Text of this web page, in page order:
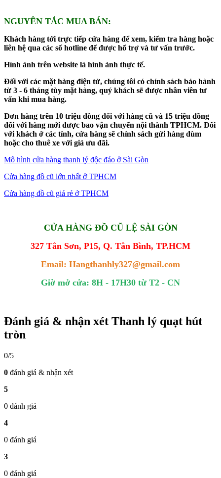
NGUYÊN TẮC MUA BÁN:
Khách hàng tới trực tiếp cửa hàng để xem, kiểm tra hàng hoặc
liên hệ qua các số hotline để được hổ trợ và tư vấn trước.
Hình ảnh trên website là hình ảnh thực tế.
Đối với các mặt hàng điện tử, chúng tôi có chính sách bảo hành
từ 3 - 6 tháng tùy mặt hàng, quý khách sẽ được nhân viên tư
vấn khi mua hàng.
Đơn hàng trên 10 triệu đồng đối với hàng cũ và 15 triệu đồng
đối với hàng mới được bao vận chuyển nội thành TPHCM. Đối
với khách ở các tỉnh, cửa hàng sẽ chính sách gửi hàng dùm
hoặc cho thuê xe với giá ưu đãi.
Mô hình cửa hàng thanh lý độc đáo ở Sài Gòn
Cửa hàng đồ cũ lớn nhất ở TPHCM
Cửa hàng đồ cũ giá rẻ ở TPHCM
CỬA HÀNG ĐỒ CŨ LỆ SÀI GÒN
327 Tân Sơn, P15, Q. Tân Bình, TP.HCM
Email: Hangthanhly327@gmail.com
Giờ mở cửa: 8H - 17H30 từ T2 - CN
Đánh giá & nhận xét Thanh lý quạt hút
tròn
0/5
0 đánh giá & nhận xét
5
0 đánh giá
4
0 đánh giá
3
0 đánh giá